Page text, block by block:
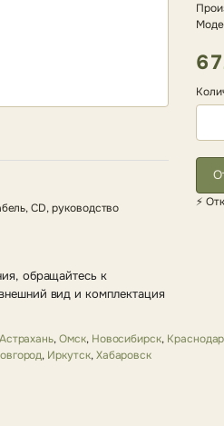
CD, руководство
обращайтесь к
вид и комплектация
⚡
Астрахань,Омск, Новосибирск, Краснодар
, Иркутск,Хабаровск